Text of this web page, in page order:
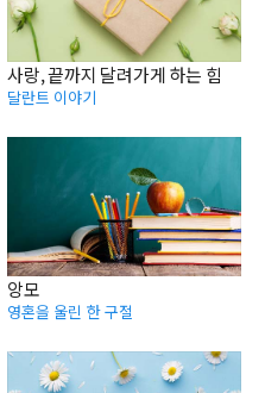
사랑, 끝까지 달려가게 하는 힘
달란트 이야기
앙모
영혼을 울린 한 구절